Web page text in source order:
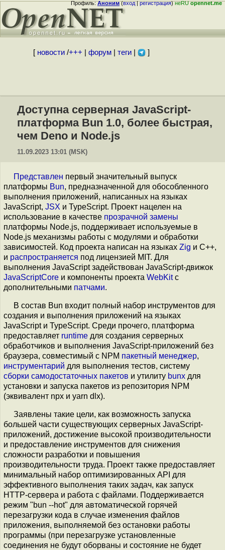
Профиль:Аноним(вход|регистрация)неRUopennet.me
[ новости/+++ форум| теги| ]
Доступна серверная JavaScript-
платформа Bun 1.0, более быстрая,
чем Deno и Node.js
11.09.2023 13:01 (MSK)
Представлен первый значительный выпуск
платформы Bun, предназначенной для обособленного
выполнения приложений, написанных на языках
JavaScript, JSX и TypeScript. Проект нацелен на
использование в качестве прозрачной замены
платформы Node.js, поддерживает используемые в
Node.js механизмы работы с модулями и обработки
зависимостей. Код проекта написан на языках Zig и С++,
и распространяется под лицензией MIT. Для
выполнения JavaScript задействован JavaScript-движок
JavaScriptCore и компоненты проекта WebKitс
дополнительными патчами.
В состав Bun входит полный набор инструментов для
создания и выполнения приложений на языках
JavaScript и TypeScript. Среди прочего, платформа
предоставляет runtime для создания серверных
обработчиков и выполнения JavaScript-приложений без
браузера, совместимый с NPM пакетный менеджер,
инструментарий для выполнения тестов, систему
сборки самодостаточных пакетов и утилиту bunx для
установки и запуска пакетов из репозитория NPM
(эквивалент npx и yarn dlx).
Заявлены такие цели, как возможность запуска
большей части существующих серверных JavaScript-
приложений, достижение высокой производительности
и предоставление инструментов для снижения
сложности разработки и повышения
производительности труда. Проект также предоставляет
минимальный набор оптимизированных API для
эффективного выполнения таких задач, как запуск
HTTP-сервера и работа с файлами. Поддерживается
режим "bun --hot" для автоматической горячей
перезагрузки кода в случае изменения файлов
приложения, выполняемой без остановки работы
программы (при перезагрузке установленные
соединения не будут оборваны и состояние не будет